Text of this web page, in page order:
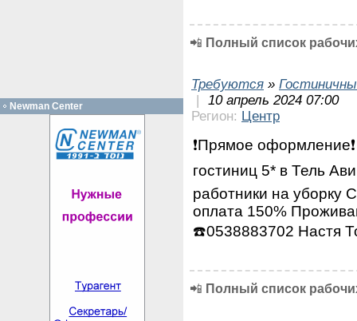
📲 Полный список
Требуются »
|
10 апрель 2024 07:00
Регион: Центр
❗Прямое
гостиниц 5* в Тель
работники на уборку
оплата 150%
☎️0538883702 Настя
📲 Полный список
Newman Center